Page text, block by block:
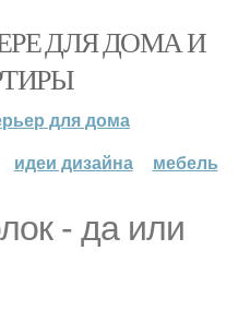
ДЛЯ ДОМА И
для дома
идеи дизайна мебель
- да или